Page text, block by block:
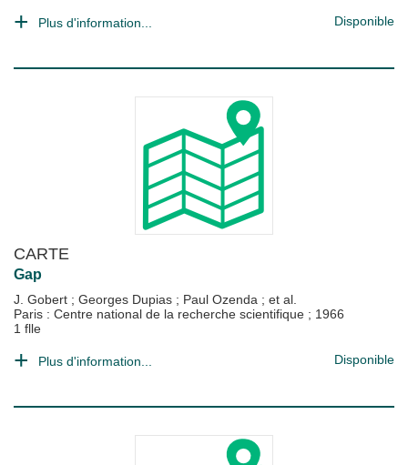
Plus d'information... Disponible
CARTE
Gap
J. Gobert ; Georges Dupias ; Paul Ozenda ; et al.
Paris : Centre national de la recherche scientifique ; 1966
1 flle
Plus d'information... Disponible